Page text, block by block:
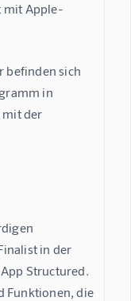
mit Apple-
befinden sich
in
mit der
in der
Structured.
Funktionen, die